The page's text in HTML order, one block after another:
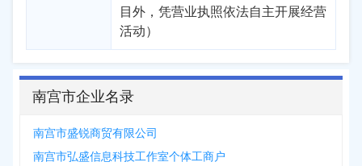
目外，凭营业执照依法自主开展经营
活动）
南宫市企业名录
南宫市盛锐商贸有限公司
南宫市弘盛信息科技工作室个体工商户